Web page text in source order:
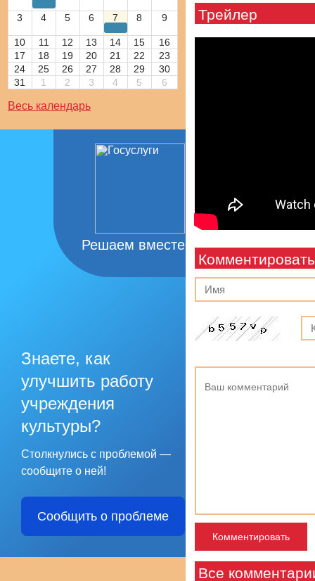
3 4 5 6 7 8 9
10 11 12 13 14 15
16
17
18 19 20 21 22
23
24
25 26 27 28 29
30
31
1 2 3 4 5 6
Весь календарь
Решаем вместе
Знаете, как
улучшить работу
учреждения
культуры?
Столкнулись с проблемой —
сообщите о ней!
Сообщить о проблеме
Трейлер
Комментировать
Все